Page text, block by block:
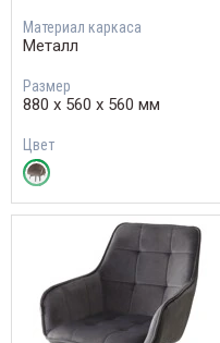
Материал каркаса
Металл
Размер
880 х 560 х 560 мм
Цвет